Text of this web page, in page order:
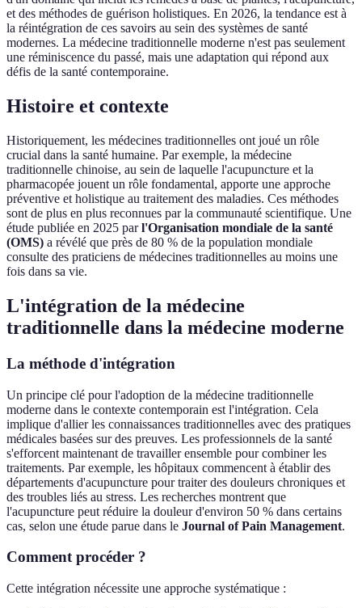
et des méthodes de guérison holistiques. En 2026, la tendance est à
la réintégration de ces savoirs au sein des systèmes de santé
modernes. La médecine traditionnelle moderne n'est pas seulement
une réminiscence du passé, mais une adaptation qui répond aux
défis de la santé contemporaine.
Histoire et contexte
Historiquement, les médecines traditionnelles ont joué un rôle
crucial dans la santé humaine. Par exemple, la médecine
traditionnelle chinoise, au sein de laquelle l'acupuncture et la
pharmacopée jouent un rôle fondamental, apporte une approche
préventive et holistique au traitement des maladies. Ces méthodes
sont de plus en plus reconnues par la communauté scientifique. Une
étude publiée en 2025 parl'Organisation mondiale de la santé
(OMS) a révélé que près de 80 % de la population mondiale
consulte des praticiens de médecines traditionnelles au moins une
fois dans sa vie.
L'intégration de la médecine
traditionnelle dans la médecine moderne
La méthode d'intégration
Un principe clé pour l'adoption de la médecine traditionnelle
moderne dans le contexte contemporain est l'intégration. Cela
implique d'allier les connaissances traditionnelles avec des pratiques
médicales basées sur des preuves. Les professionnels de la santé
s'efforcent maintenant de travailler ensemble pour combiner les
traitements. Par exemple, les hôpitaux commencent à établir des
départements d'acupuncture pour traiter des douleurs chroniques et
des troubles liés au stress. Les recherches montrent que
l'acupuncture peut réduire la douleur d'environ 50 % dans certains
cas, selon une étude parue dans le Journal of Pain Management.
Comment procéder ?
Cette intégration nécessite une approche systématique :